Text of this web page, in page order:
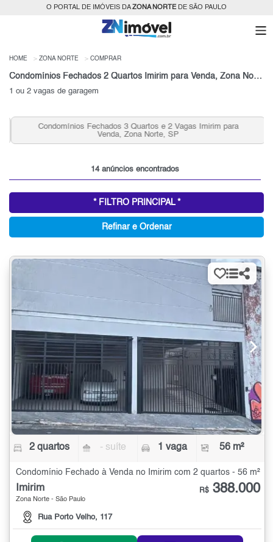
O PORTAL DE IMÓVEIS DAZONA NORTEDE SÃO PAULO
HOME ZONA NORTE COMPRAR
Condomínios Fechados 2 Quartos Imirim para Venda, Zona Norte, SP
1 ou 2 vagas de garagem
Condomínios Fechados 3 Quartos e 2 Vagas Imirim para
Venda, Zona Norte, SP
14 anúncios encontrados
* FILTRO PRINCIPAL *
Refinar e Ordenar
2 quartos - suíte 1 vaga 56 m²
Condomínio Fechado à Venda no Imirim com 2 quartos - 56 m²
Imirim
Zona Norte - São Paulo
Rua Porto Velho, 117
R$ 388.000